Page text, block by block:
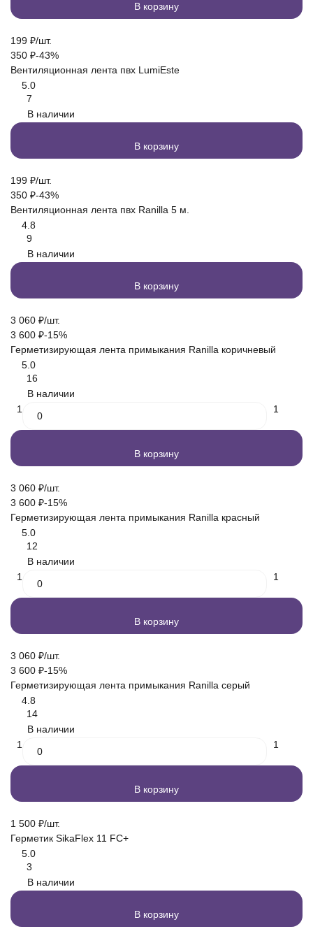
В корзину
199 ₽/шт.
350 ₽-43%
Вентиляционная лента пвх LumiEste
5.0
7
В наличии
В корзину
199 ₽/шт.
350 ₽-43%
Вентиляционная лента пвх Ranilla 5 м.
4.8
9
В наличии
В корзину
3 060 ₽/шт.
3 600 ₽-15%
Герметизирующая лента примыкания Ranilla коричневый
5.0
16
В наличии
1
1
В корзину
3 060 ₽/шт.
3 600 ₽-15%
Герметизирующая лента примыкания Ranilla красный
5.0
12
В наличии
1
1
В корзину
3 060 ₽/шт.
3 600 ₽-15%
Герметизирующая лента примыкания Ranilla серый
4.8
14
В наличии
1
1
В корзину
1 500 ₽/шт.
Герметик SikaFlex 11 FC+
5.0
3
В наличии
В корзину